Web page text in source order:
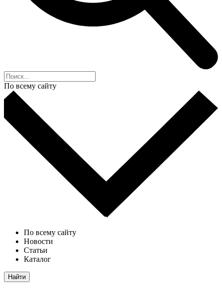
По всему сайту
По всему сайту
Новости
Статьи
Каталог
Найти